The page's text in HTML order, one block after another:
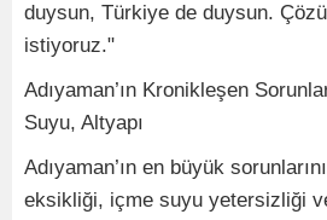
duysun, Türkiye de duysun.
istiyoruz."
Adıyaman’ın Kronikleşen
Suyu, Altyapı
Adıyaman’ın en büyük
eksikliği, içme suyu yetersizliği